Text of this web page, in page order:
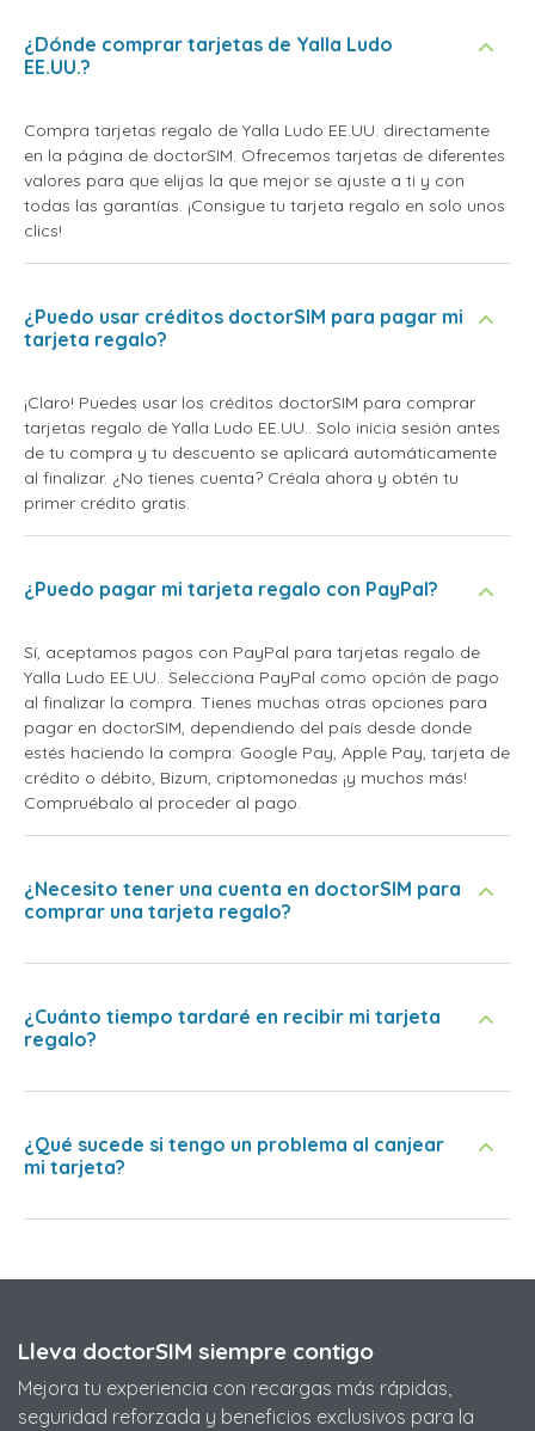
¿Dónde comprar tarjetas de Yalla Ludo
EE.UU.?
Compra tarjetas regalo de Yalla Ludo EE.UU. directamente
en la página de doctorSIM. Ofrecemos tarjetas de diferentes
valores para que elijas la que mejor se ajuste a ti y con
todas las garantías. ¡Consigue tu tarjeta regalo en solo unos
clics!
¿Puedo usar créditos doctorSIM para pagar mi
tarjeta regalo?
¡Claro! Puedes usar los créditos doctorSIM para comprar
tarjetas regalo de Yalla Ludo EE.UU.. Solo inicia sesión antes
de tu compra y tu descuento se aplicará automáticamente
al finalizar. ¿No tienes cuenta? Créala ahora y obtén tu
primer crédito gratis.
¿Puedo pagar mi tarjeta regalo con PayPal?
Sí, aceptamos pagos con PayPal para tarjetas regalo de
Yalla Ludo EE.UU.. Selecciona PayPal como opción de pago
al finalizar la compra. Tienes muchas otras opciones para
pagar en doctorSIM, dependiendo del país desde donde
estés haciendo la compra: Google Pay, Apple Pay, tarjeta de
crédito o débito, Bizum, criptomonedas ¡y muchos más!
Compruébalo al proceder al pago.
¿Necesito tener una cuenta en doctorSIM para
comprar una tarjeta regalo?
¿Cuánto tiempo tardaré en recibir mi tarjeta
regalo?
¿Qué sucede si tengo un problema al canjear
mi tarjeta?
Lleva doctorSIM siempre contigo
Mejora tu experiencia con recargas más rápidas,
seguridad reforzada y beneficios exclusivos para la